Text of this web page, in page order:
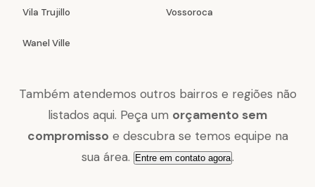
Vila Trujillo Vossoroca
Wanel Ville
Também atendemos outros bairros e regiões não
listados aqui. Peça um orçamento sem
compromisso e descubra se temos equipe na
sua área. Entre em contato agora.